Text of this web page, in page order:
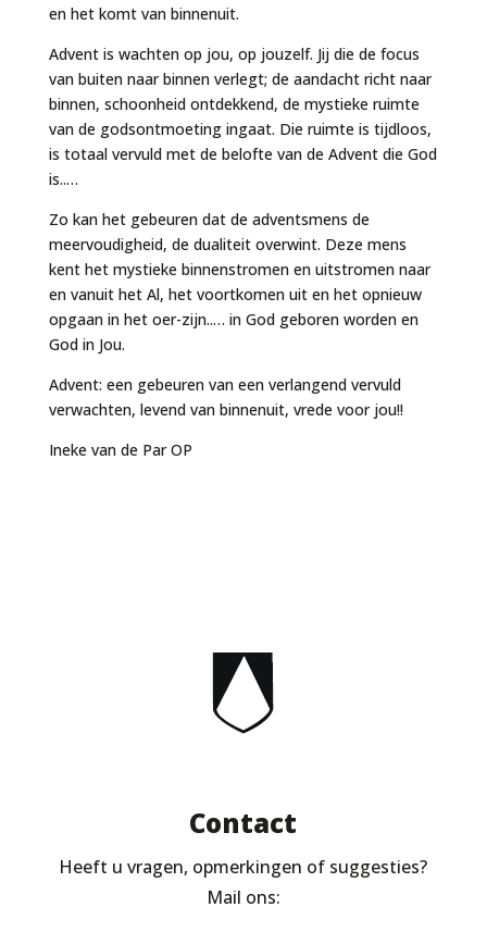
en het komt van binnenuit.
Advent is wachten op jou, op jouzelf. Jij die de focus
van buiten naar binnen verlegt; de aandacht richt naar
binnen, schoonheid ontdekkend, de mystieke ruimte
van de godsontmoeting ingaat. Die ruimte is tijdloos,
is totaal vervuld met de belofte van de Advent die God
is..…
Zo kan het gebeuren dat de adventsmens de
meervoudigheid, de dualiteit overwint. Deze mens
kent het mystieke binnenstromen en uitstromen naar
en vanuit het Al, het voortkomen uit en het opnieuw
opgaan in het oer-zijn..… in God geboren worden en
God in Jou.
Advent: een gebeuren van een verlangend vervuld
verwachten, levend van binnenuit, vrede voor jou!!
Ineke van de Par OP
Contact
Heeft u vragen, opmerkingen of suggesties?
Mail ons: